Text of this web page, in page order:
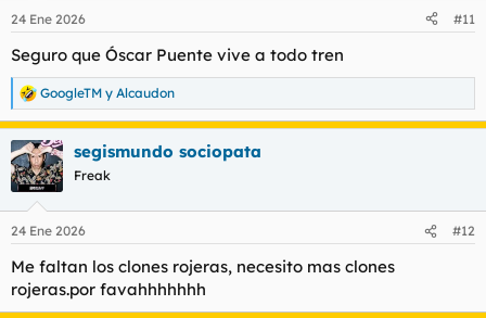
e
:
24 Ene 2026 #11
Seguro que Óscar Puente vive a todo tren
R
e
a
c
c
i
e
:
GoogleTM y Alcaudon
segismundo sociopata
Freak
24 Ene 2026 #12
Me faltan los clones rojeras, necesito mas clones
rojeras.por favahhhhhhh